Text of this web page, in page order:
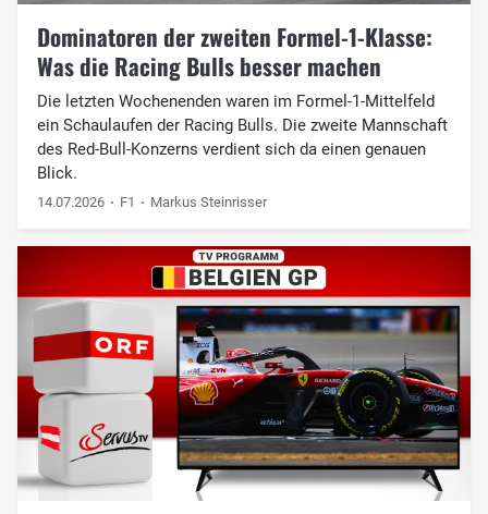
Dominatoren der zweiten Formel-1-Klasse:
Was die Racing Bulls besser machen
Die letzten Wochenenden waren im Formel-1-Mittelfeld
ein Schaulaufen der Racing Bulls. Die zweite Mannschaft
des Red-Bull-Konzerns verdient sich da einen genauen
Blick.
14.07.2026 F1 Markus Steinrisser